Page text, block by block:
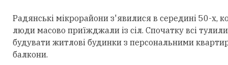
Радянські мікрорайони з'явилися в середині 50-х,
люди масово приїжджали із сіл. Спочатку всі
будувати житлові будинки з персональними
балкони.